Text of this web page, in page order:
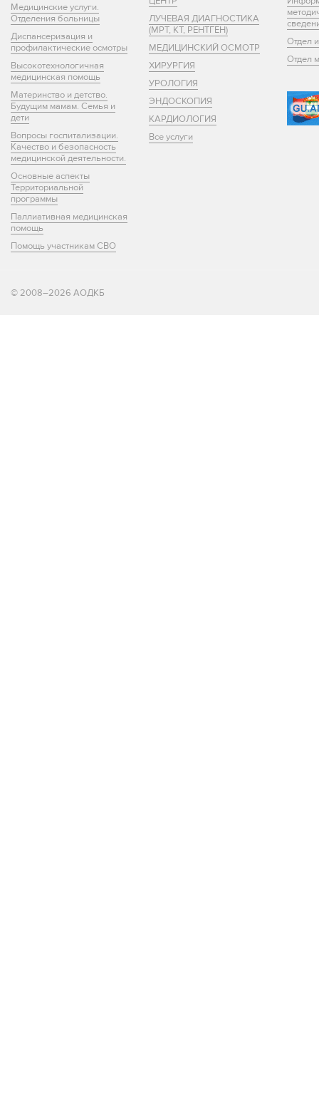
Медицинские услуги.
Отделения больницы
Диспансеризация и
профилактические осмотры
Высокотехнологичная
медицинская помощь
Материнство и детство.
Будущим мамам. Семья и
дети
Вопросы госпитализации.
Качество и безопасность
медицинской деятельности.
Основные аспекты
Территориальной
программы
Паллиативная медицинская
помощь
Помощь участникам СВО
ЛУЧЕВАЯ ДИАГНОСТИКА
(МРТ, КТ, РЕНТГЕН)
МЕДИЦИНСКИЙ ОСМОТР
ХИРУРГИЯ
УРОЛОГИЯ
ЭНДОСКОПИЯ
КАРДИОЛОГИЯ
Все услуги
Отдел
Отдел
© 2008–2026 АОДКБ